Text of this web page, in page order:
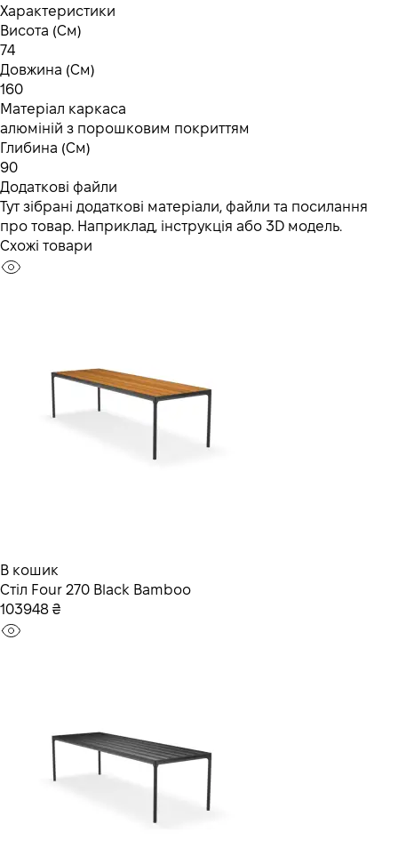
Характеристики
Висота (См)
74
Довжина (См)
160
Матеріал каркаса
алюміній з порошковим покриттям
Глибина (См)
90
Додаткові файли
Тут зібрані додаткові матеріали, файли та посилання
про товар. Наприклад, інструкція або 3D модель.
Схожі товари
В кошик
Стіл Four 270 Black Bamboo
103948 ₴